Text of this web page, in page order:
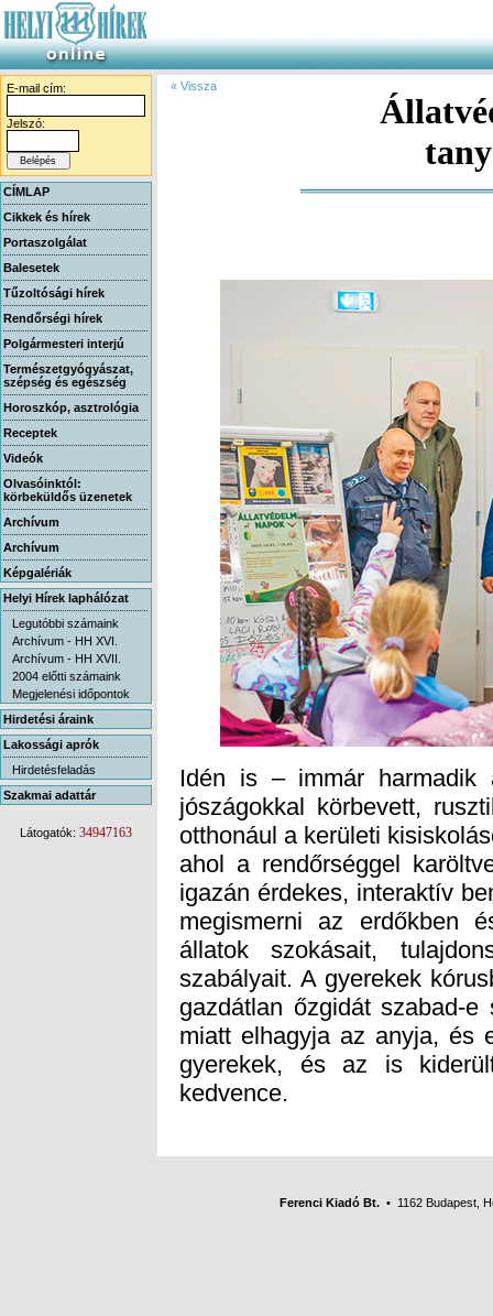
E-mail cím:
Jelszó:
CÍMLAP
Cikkek és hírek
Portaszolgálat
Balesetek
Tűzoltósági hírek
Rendőrségi hírek
Polgármesteri interjú
Természetgyógyászat,
szépség és egészség
Horoszkóp, asztrológia
Receptek
Videók
Olvasóinktól:
körbeküldős üzenetek
Archívum
Archívum
Képgalériák
Helyi Hírek laphálózat
Legutóbbi számaink
Archívum - HH XVI.
Archívum - HH XVII.
2004 előtti számaink
Megjelenési időpontok
Hirdetési áraink
Lakossági aprók
Hirdetésfeladás
Szakmai adattár
Látogatók: 34947163
« Vissza
Idén is – immár harmadik
jószágokkal körbevett,
otthonául a kerületi
ahol a rendőrséggel
igazán érdekes, interaktív
megismerni az erdőkben
állatok szokásait,
szabályait. A gyerekek
gazdátlan őzgidát szabad-
miatt elhagyja az anyja, és
gyerekek, és az is
kedvence.
Ferenci Kiadó Bt. • 1162 Budapest,